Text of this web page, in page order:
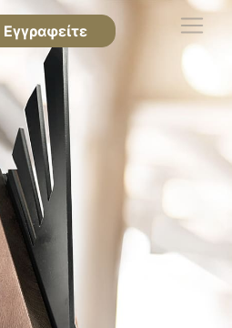
Εγγραφείτε